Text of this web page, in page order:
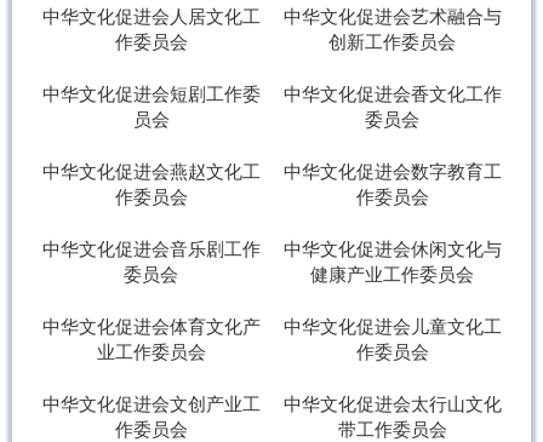
中华文化促进会人居文化工
作委员会
中华文化促进会艺术融合与
创新工作委员会
中华文化促进会短剧工作委
员会
中华文化促进会香文化工作
委员会
中华文化促进会燕赵文化工
作委员会
中华文化促进会数字教育工
作委员会
中华文化促进会音乐剧工作
委员会
中华文化促进会休闲文化与
健康产业工作委员会
中华文化促进会体育文化产
业工作委员会
中华文化促进会儿童文化工
作委员会
中华文化促进会文创产业工
作委员会
中华文化促进会太行山文化
带工作委员会